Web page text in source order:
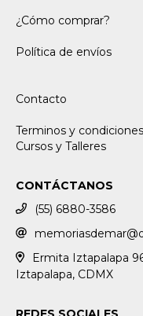
¿Cómo comprar?
Política de envíos
Contacto
Terminos y
Cursos y Talleres
CONTÁCTANOS
(55) 6880-3586
Ermita Iztapalapa
Iztapalapa, CDMX